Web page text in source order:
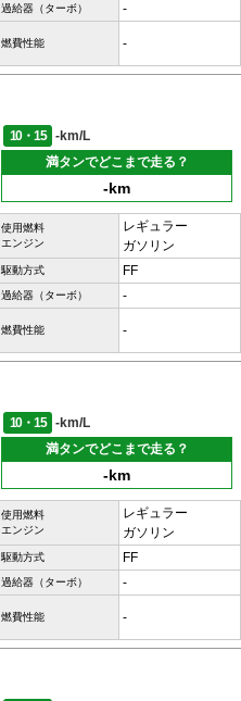
過給器（ターボ） -
燃費性能 -
10・15
-km/L
満タンでどこまで走る？
-km
使用燃料
エンジン
レギュラー
ガソリン
駆動方式 FF
過給器（ターボ） -
燃費性能 -
10・15
-km/L
満タンでどこまで走る？
-km
使用燃料
エンジン
レギュラー
ガソリン
駆動方式 FF
過給器（ターボ） -
燃費性能 -